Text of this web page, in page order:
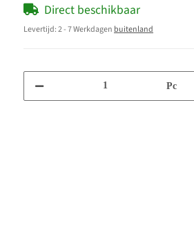
Direct beschikbaar
Levertijd:2 - 7 Werkdagen buitenland
Pc